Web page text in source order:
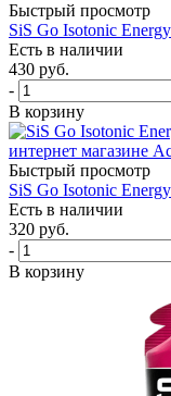
Быстрый просмотр
SiS Go Isotonic
Есть в наличии
430 руб.
-
В корзину
Быстрый просмотр
SiS Go Isotonic
Есть в наличии
320 руб.
-
В корзину